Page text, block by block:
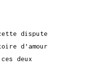
dispute
d’amour
deux